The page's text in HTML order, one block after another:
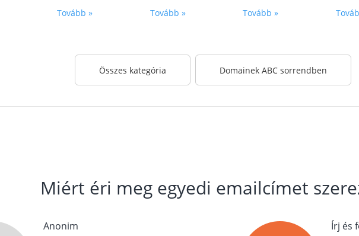
Tovább » Tovább » Tovább »
Összes kategória Domainek ABC sorrendben
Miért éri meg egyedi emailcímet
Anonim Írj és